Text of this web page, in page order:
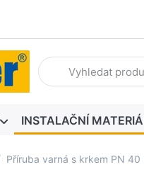
Zadejte hledaný
INSTALAČNÍ
Příruba varná s krkem PN 40